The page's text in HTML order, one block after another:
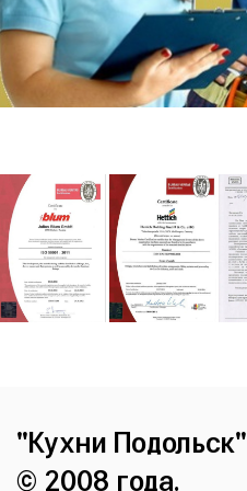
"Кухни Подольск"
© 2008 года.